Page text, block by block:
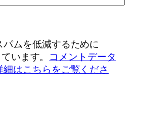
パムを低減するために
います。 コメントデータ
はこちらをご覧くださ